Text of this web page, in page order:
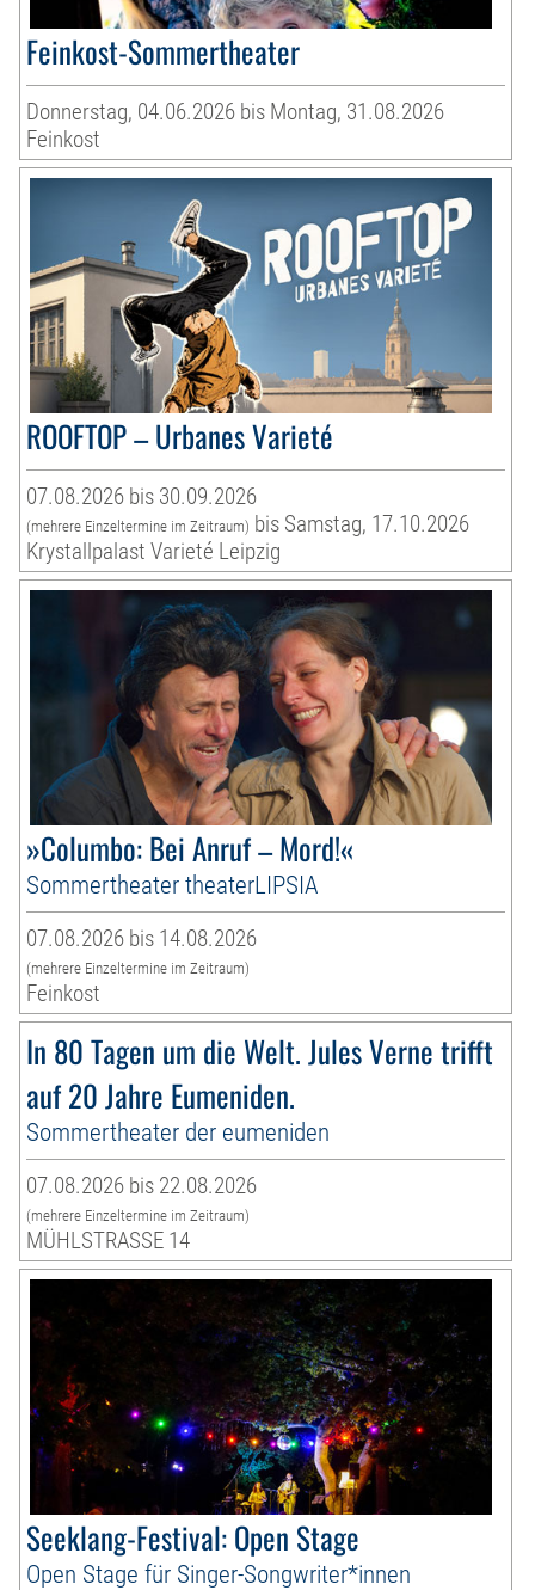
Feinkost-Sommertheater
Donnerstag, 04.06.2026 bis Montag, 31.08.2026
Feinkost
ROOFTOP – Urbanes Varieté
07.08.2026 bis 30.09.2026
(mehrere Einzeltermine im Zeitraum) bis Samstag, 17.10.2026
Krystallpalast Varieté Leipzig
»Columbo: Bei Anruf – Mord!«
Sommertheater theaterLIPSIA
07.08.2026 bis 14.08.2026
(mehrere Einzeltermine im Zeitraum)
Feinkost
In 80 Tagen um die Welt. Jules Verne trifft
auf 20 Jahre Eumeniden.
Sommertheater der eumeniden
07.08.2026 bis 22.08.2026
(mehrere Einzeltermine im Zeitraum)
MÜHLSTRASSE 14
Seeklang-Festival: Open Stage
Open Stage für Singer-Songwriter*innen